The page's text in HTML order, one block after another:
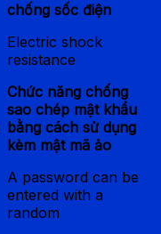
chống sốc điện
Electric shock
resistance
Chức năng chống
sao chép mật khẩu
bằng cách sử dụng
kèm mật mã ảo
A password can be
entered with a
random